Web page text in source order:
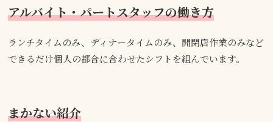
アルバイト・パートスタッフの働き方
ランチタイムのみ、ディナータイムのみ、開閉店作業のみなど
できるだけ個人の都合に合わせたシフトを組んでいます。
まかない紹介